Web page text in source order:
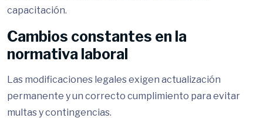
capacitación.
Cambios constantes en la
normativa laboral
Las modificaciones legales exigen actualización
permanente y un correcto cumplimiento para evitar
multas y contingencias.